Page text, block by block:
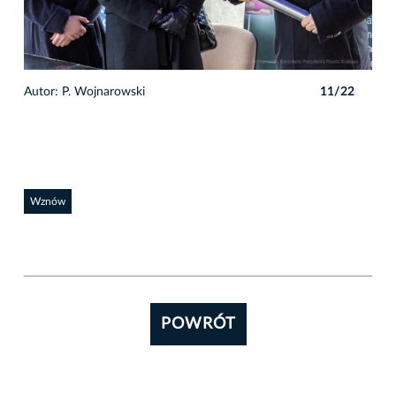
Autor: P. Wojnarowski 11/22
Wznów
POWRÓT